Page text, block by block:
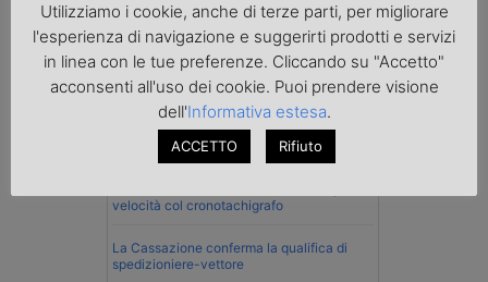
Normativa
La riforma del Codice della Strada punta
sull’autotrasporto
Imprenditore di Prato assolto per infortunio
col muletto
velocità col cronotachigrafo
La Cassazione conferma la qualifica di
spedizioniere-vettore
Utilizziamo i cookie, anche di terze parti, per migliorare
l'esperienza di navigazione e suggerirti prodotti e servizi
in linea con le tue preferenze. Cliccando su "Accetto"
acconsenti all'uso dei cookie. Puoi prendere visione
dell'Informativa estesa.
ACCETTO Rifiuto